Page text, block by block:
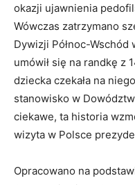
okazji ujawnienia
Wówczas zatrzymano
Dywizji Północ-Wschód
umówił się na randkę z
dziecka czekała na
stanowisko w
ciekawe, ta historia
wizyta w Polsce
Opracowano na